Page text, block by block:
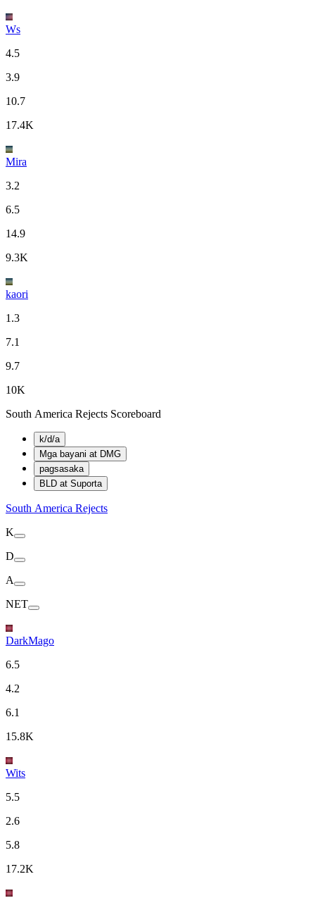
Ws
4.5
3.9
10.7
17.4K
Mira
3.2
6.5
14.9
9.3K
kaori
1.3
7.1
9.7
10K
South America Rejects Scoreboard
k/d/a
Mga bayani at DMG
pagsasaka
BLD at Suporta
South America Rejects
K
D
A
NET
DarkMago
6.5
4.2
6.1
15.8K
Wits
5.5
2.6
5.8
17.2K